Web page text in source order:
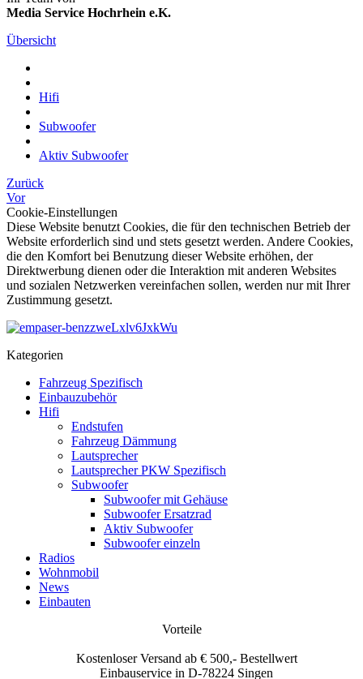
Media Service Hochrhein e.K.
Übersicht
Hifi
Subwoofer
Aktiv Subwoofer
Zurück
Vor
Cookie-Einstellungen
Diese Website benutzt Cookies, die für den technischen Betrieb der
Website erforderlich sind und stets gesetzt werden. Andere Cookies,
die den Komfort bei Benutzung dieser Website erhöhen, der
Direktwerbung dienen oder die Interaktion mit anderen Websites
und sozialen Netzwerken vereinfachen sollen, werden nur mit Ihrer
Zustimmung gesetzt.
Kategorien
Fahrzeug Spezifisch
Einbauzubehör
Hifi
Endstufen
Fahrzeug Dämmung
Lautsprecher
Lautsprecher PKW Spezifisch
Subwoofer
Subwoofer mit Gehäuse
Subwoofer Ersatzrad
Aktiv Subwoofer
Subwoofer einzeln
Radios
Wohnmobil
News
Einbauten
Vorteile
Kostenloser Versand ab € 500,- Bestellwert
Einbauservice in D-78224 Singen